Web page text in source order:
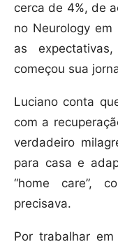
cerca de 4%, de
no Neurology
as
começou sua
Luciano conta
com a
verdadeiro
para casa e
“home care”,
precisava.
Por trabalhar